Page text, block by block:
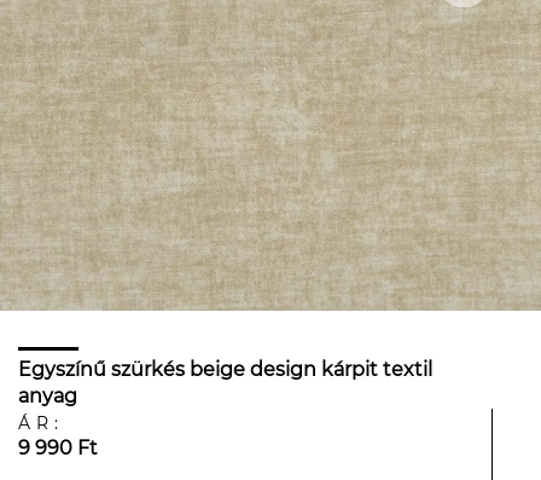
Egyszínű szürkés beige design kárpit textil
anyag
ÁR:
9 990 Ft